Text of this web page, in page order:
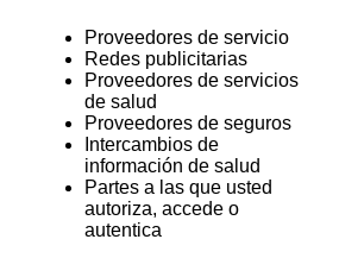
Proveedores de servicio
Redes publicitarias
Proveedores de servicios
de salud
Proveedores de seguros
Intercambios de
información de salud
Partes a las que usted
autoriza, accede o
autentica